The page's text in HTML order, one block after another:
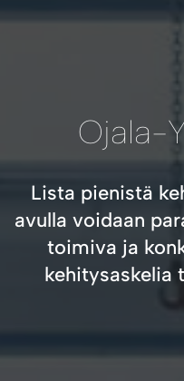
Ojala-
Lista pienistä
avulla voidaan
toimiva ja
kehitysaskelia